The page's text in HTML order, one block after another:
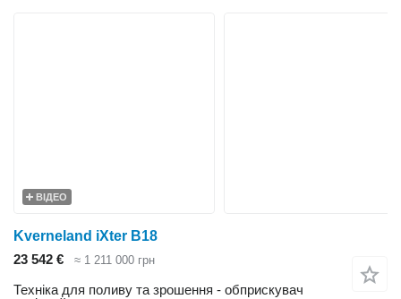
ВІДЕО
Kverneland iXter B18
23 542 €
≈ 1 211 000 грн
Техніка для поливу та зрошення - обприскувач